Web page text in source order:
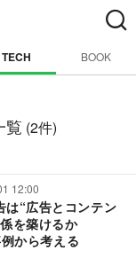
TECH BOOK
覧 (2件)
12:00
は“広告とコンテン
を築けるか
から考える